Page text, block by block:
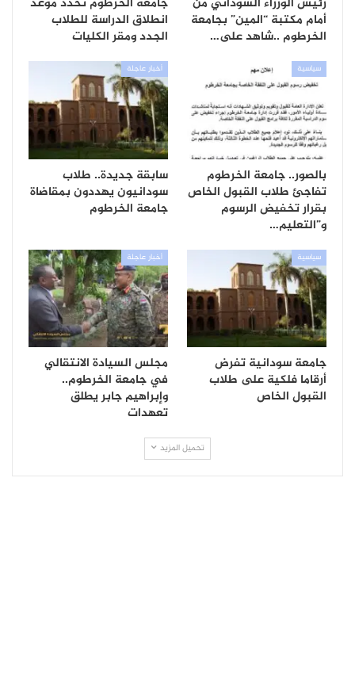
أمام مكتبة “المين” بجامعة
الخرطوم ..شاهد على…
انطلاق الدراسة للطلاب
الجدد ومقر الكليات
سياسية
بالصور.. جامعة الخرطوم
تفاجئ طلاب القبول الخاص
بقرار تخفيض الرسوم
و”التعليم…
أخبار عاجلة
سابقة جديدة.. طلاب
سودانيون يهددون بمقاضاة
جامعة الخرطوم
سياسية
جامعة سودانية تفرض
أرقاما فلكية على طلاب
القبول الخاص
أخبار عاجلة
مجلس السيادة الانتقالي
في جامعة الخرطوم..
وإبراهيم جابر يطلق
تعهدات
تحميل المزيد